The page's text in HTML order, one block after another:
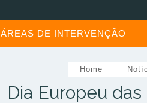
ÁREAS DE INTERVENÇÃO
Home
Dia Europeu